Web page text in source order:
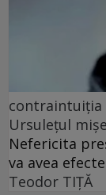
contraintuiția
Ursulețul
Nefericita
va avea
Teodor TIŢĂ